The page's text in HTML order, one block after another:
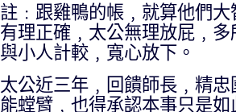
註﹕跟雞鴨的帳﹐就算他們
有理正確﹐太公無理放屁﹐
與小人計較﹐寬心放下。
太公近三年﹐回饋師長﹐精忠
能螳臂﹐ 也得承認本事只是如